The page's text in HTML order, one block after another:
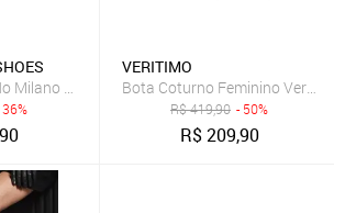
Milano Estilo Veggie Preto
36%
VERITIMO
Bota Coturno Feminino
R$419,90 - 50%
R$209,90